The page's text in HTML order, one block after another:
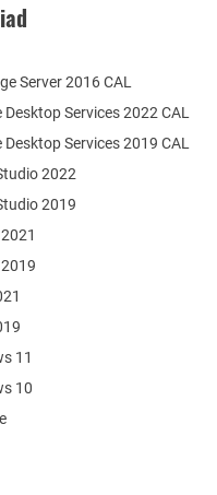
Desktop Services 2022 CAL
Desktop Services 2019 CAL
Server 2016 CAL
2022
2019
11
10